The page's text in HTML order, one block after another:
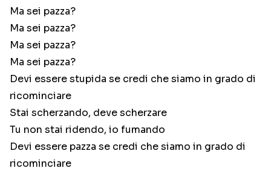
Ma sei pazza?
Ma sei pazza?
Ma sei pazza?
Ma sei pazza?
Devi essere stupida se credi che siamo in grado di
ricominciare
Stai scherzando, deve scherzare
Tu non stai ridendo, io fumando
Devi essere pazza se credi che siamo in grado di
ricominciare